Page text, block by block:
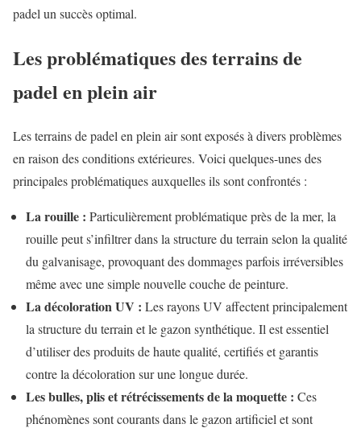
padel un succès optimal.
Les problématiques des terrains de
padel en plein air
Les terrains de padel en plein air sont exposés à divers problèmes
en raison des conditions extérieures. Voici quelques-unes des
principales problématiques auxquelles ils sont confrontés :
La rouille : Particulièrement problématique près de la mer, la
rouille peut s’infiltrer dans la structure du terrain selon la qualité
du galvanisage, provoquant des dommages parfois irréversibles
même avec une simple nouvelle couche de peinture.
La décoloration UV : Les rayons UV affectent principalement
la structure du terrain et le gazon synthétique. Il est essentiel
d’utiliser des produits de haute qualité, certifiés et garantis
contre la décoloration sur une longue durée.
Les bulles, plis et rétrécissements de la moquette : Ces
phénomènes sont courants dans le gazon artificiel et sont